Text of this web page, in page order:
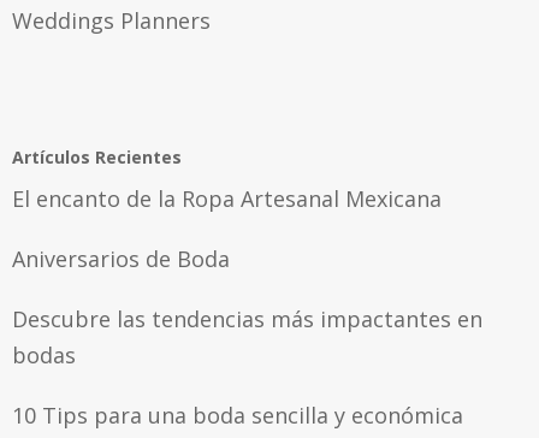
Weddings Planners
Artículos Recientes
El encanto de la Ropa Artesanal Mexicana
Aniversarios de Boda
Descubre las tendencias más impactantes en
bodas
10 Tips para una boda sencilla y económica